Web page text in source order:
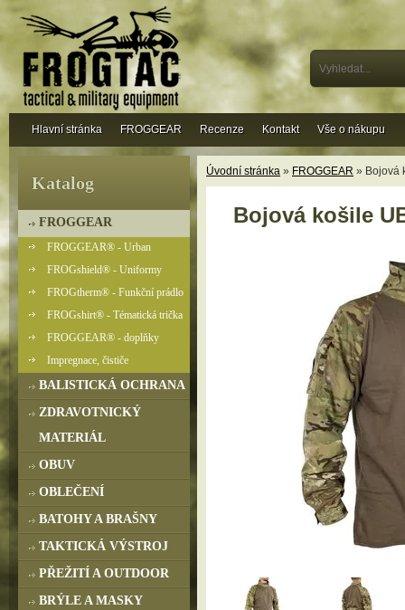
Úvodní stránka » FROGGEAR » Bojová
Bojová košile
Katalog
FROGGEAR
FROGGEAR® - Urban
FROGshield® - Uniformy
FROGtherm® - Funkční prádlo
FROGshirt® - Tématická trička
FROGGEAR® - doplňky
Impregnace, čističe
BALISTICKÁ OCHRANA
ZDRAVOTNICKÝ
MATERIÁL
OBUV
OBLEČENÍ
BATOHY A BRAŠNY
TAKTICKÁ VÝSTROJ
PŘEŽITÍ A OUTDOOR
BRÝLE A MASKY
Hlavní stránka FROGGEAR Recenze Kontakt Vše o nákupu